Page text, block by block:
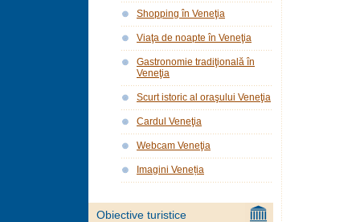
Shopping în Veneţia
Viaţa de noapte în Veneţia
Gastronomie tradiţională în
Veneţia
Scurt istoric al oraşului Veneţia
Cardul Veneţia
Webcam Veneţia
Imagini Veneția
Obiective turistice